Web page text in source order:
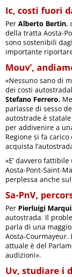
Ic, costi fuori
PerAlberto Bertin,
della tratta Aosta-
sono sostenibili
importante
Mouv’,
«Nessuno sano di
dei costi
Stefano Ferrero.
parlasse di sesso
autostrade è
per addivenire a
Regione si fa
acquista
«E’ davvero
Aosta-Pont-Saint-
perplessa anche
Sa-PnV,
Per Pierluigi
autostrada. Il
parla di una
Aosta-
attuale è del
audizioni».
Uv, studiare i